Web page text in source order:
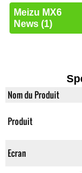
Meizu MX6
News (1)
Nom du Produit
Produit
Ecran